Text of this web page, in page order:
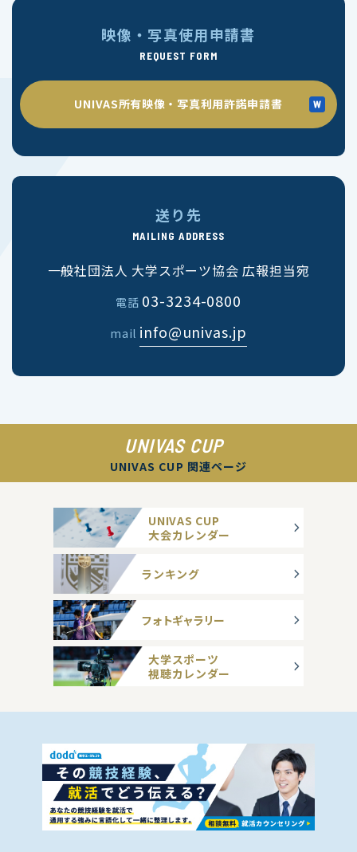
映像・写真使用申請書
REQUEST FORM
UNIVAS所有映像・写真利用許諾申請書
送り先
MAILING ADDRESS
一般社団法人 大学スポーツ協会 広報担当宛
電話 03-3234-0800
mail info@univas.jp
UNIVAS CUP
UNIVAS CUP 関連ページ
UNIVAS CUP
大会カレンダー
ランキング
フォトギャラリー
大学スポーツ
視聴カレンダー